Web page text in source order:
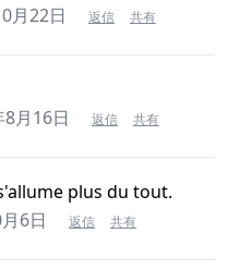
月22日 返信 共有
月16日 返信 共有
plus du tout.
6日 返信 共有